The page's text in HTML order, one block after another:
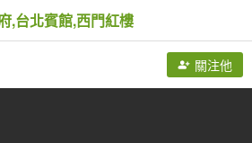
,台北賓館,西門紅樓
關注他